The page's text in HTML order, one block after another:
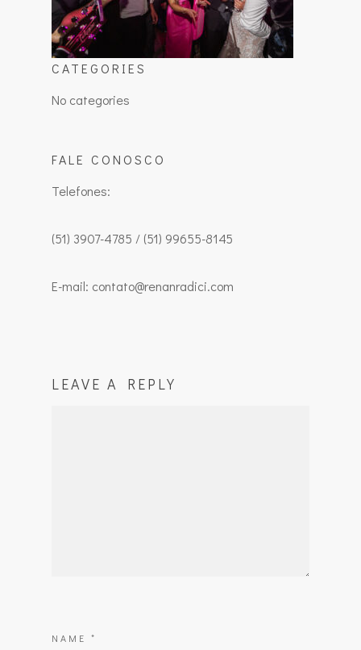
CATEGORIES
No categories
FALE CONOSCO
Telefones:
(51) 3907-4785 / (51) 99655-8145
E-mail: contato@renanradici.com
LEAVE A REPLY
NAME *